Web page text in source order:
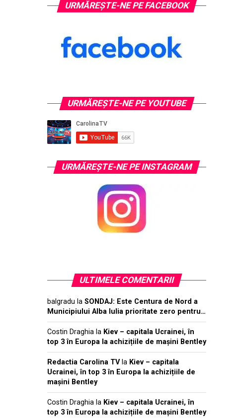
URMĂREȘTE-NE PE FACEBOOK
URMĂREŞTE-NE PE YOUTUBE
URMĂREŞTE-NE PE INSTAGRAM
ULTIMELE COMENTARII
balgradu la SONDAJ: Este Centura de Nord a
Municipiului Alba Iulia prioritate zero pentru…
Costin Draghia la Kiev – capitala Ucrainei, în
top 3 în Europa la achizițiile de mașini Bentley
Redactia Carolina TVla Kiev – capitala
Ucrainei, în top 3 în Europa la achizițiile de
mașini Bentley
Costin Draghia la Kiev – capitala Ucrainei, în
top 3 în Europa la achizițiile de mașini Bentley